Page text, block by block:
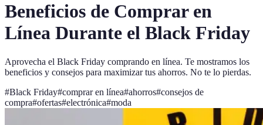
Beneficios de Comprar en
Línea Durante el Black Friday
Aprovecha el Black Friday comprando en línea. Te mostramos los
beneficios y consejos para maximizar tus ahorros. No te lo pierdas.
#Black Friday#comprar en línea#ahorros#consejos de
compra#ofertas#electrónica#moda